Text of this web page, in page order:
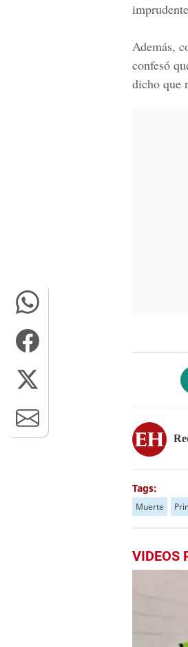
Además,
confesó
dicho que
Tags:
Muerte
VIDEOS